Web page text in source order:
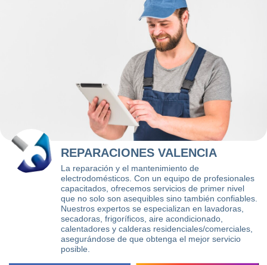
REPARACIONES VALENCIA
La reparación y el mantenimiento de
electrodomésticos. Con un equipo de profesionales
capacitados, ofrecemos servicios de primer nivel
que no solo son asequibles sino también confiables.
Nuestros expertos se especializan en lavadoras,
secadoras, frigoríficos, aire acondicionado,
calentadores y calderas residenciales/comerciales,
asegurándose de que obtenga el mejor servicio
posible.